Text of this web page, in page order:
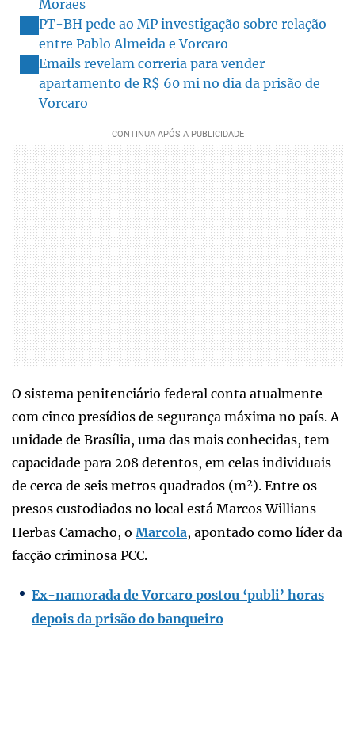
Moraes
PT-BH pede ao MP investigação sobre relação
entre Pablo Almeida e Vorcaro
Emails revelam correria para vender
apartamento de R$ 60 mi no dia da prisão de
Vorcaro
O sistema penitenciário federal conta atualmente
com cinco presídios de segurança máxima no país. A
unidade de Brasília, uma das mais conhecidas, tem
capacidade para 208 detentos, em celas individuais
de cerca de seis metros quadrados (m²). Entre os
presos custodiados no local está Marcos Willians
Herbas Camacho, o Marcola, apontado como líder da
facção criminosa PCC.
Ex-namorada de Vorcaro postou ‘publi’ horas
depois da prisão do banqueiro